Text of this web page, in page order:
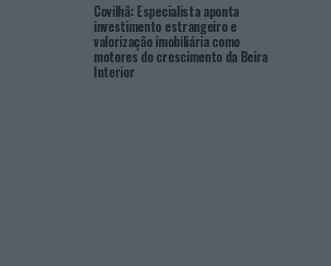
Covilhã: Especialista aponta
investimento estrangeiro e
valorização imobiliária como
motores do crescimento da Beira
Interior